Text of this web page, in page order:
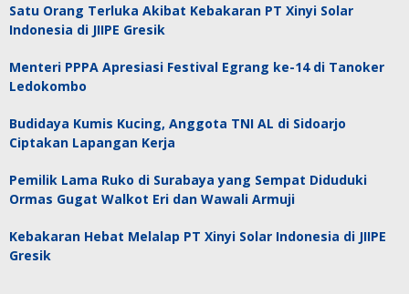
Satu Orang Terluka Akibat Kebakaran PT Xinyi Solar
Indonesia di JIIPE Gresik
Menteri PPPA Apresiasi Festival Egrang ke-14 di Tanoker
Ledokombo
Budidaya Kumis Kucing, Anggota TNI AL di Sidoarjo
Ciptakan Lapangan Kerja
Pemilik Lama Ruko di Surabaya yang Sempat Diduduki
Ormas Gugat Walkot Eri dan Wawali Armuji
Kebakaran Hebat Melalap PT Xinyi Solar Indonesia di JIIPE
Gresik